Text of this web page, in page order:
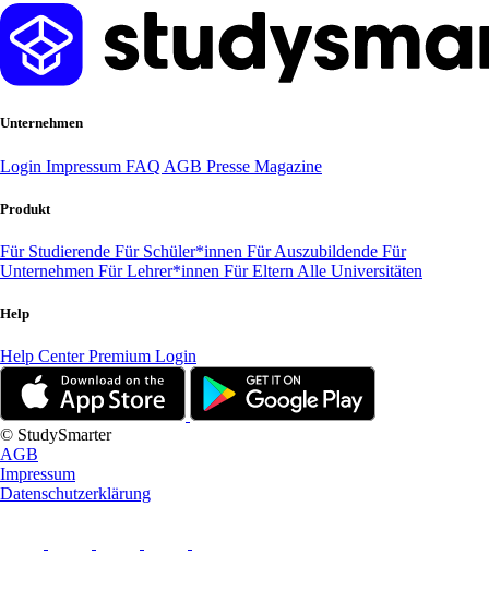
Unternehmen
Login Impressum FAQ AGB Presse Magazine
Produkt
Für Studierende Für Schüler*innen Für Auszubildende Für
Unternehmen Für Lehrer*innen Für Eltern Alle Universitäten
Help
Help CenterPremium Login
© StudySmarter
AGB
Impressum
Datenschutzerklärung